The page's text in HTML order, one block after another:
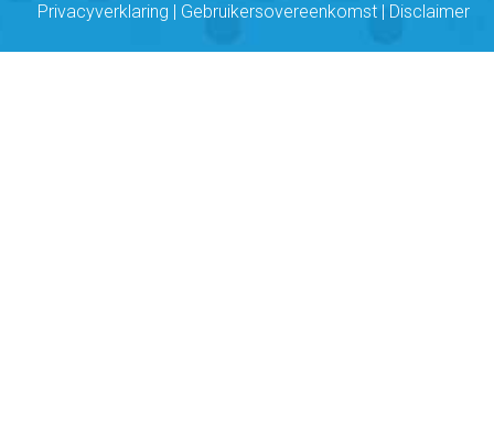
Privacyverklaring Gebruikersovereenkomst Disclaimer